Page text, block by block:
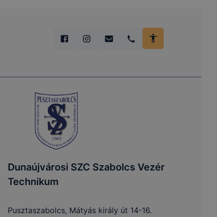
Dunaújvárosi SZC Szabolcs Vezér
Technikum
Pusztaszabolcs, Mátyás király út 14-16.